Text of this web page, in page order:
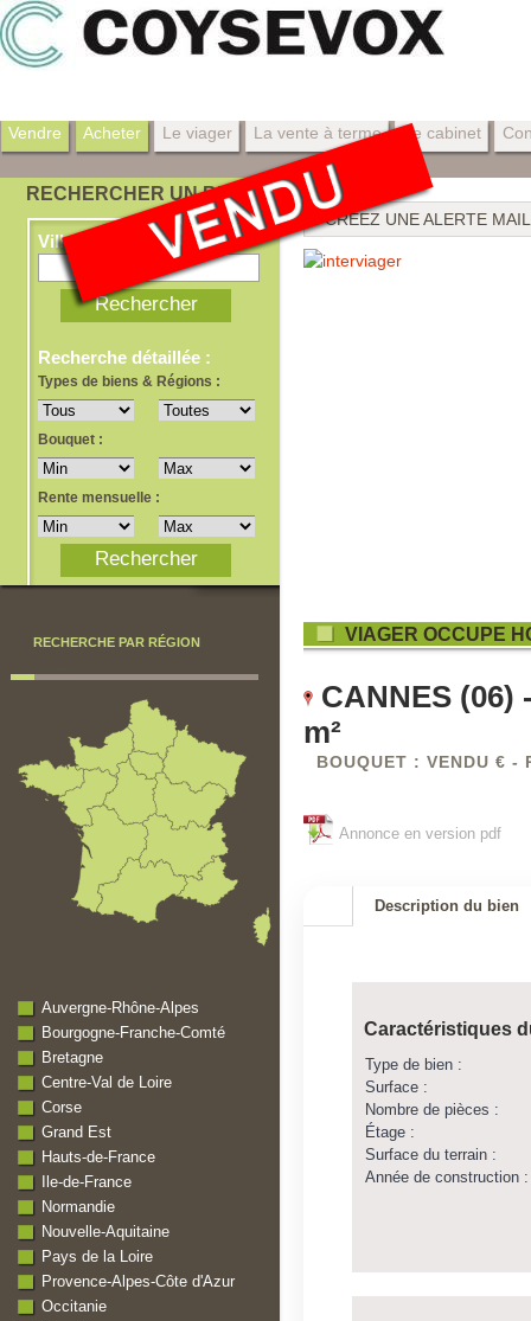
Vendre Acheter Le viager La vente à terme Le cabinet
RECHERCHER UN BIEN
Ville, dept, ref
Recherche détaillée :
Types de biens & Régions :
Bouquet :
Rente mensuelle :
RECHERCHE PAR RÉGION
Auvergne-Rhône-Alpes
Bourgogne-Franche-Comté
Bretagne
Centre-Val de Loire
Corse
Grand Est
Hauts-de-France
Ile-de-France
Normandie
Nouvelle-Aquitaine
Pays de la Loire
Provence-Alpes-Côte d'Azur
Occitanie
CRÉEZ UNE ALERTE MAIL
VIAGER OCCUPE
CANNES (06)
m²
BOUQUET : VENDU € -
Annonce en version pdf
Description du bien
Caractéristiques
Type de bien :
Surface :
Nombre de pièces :
Étage :
Surface du terrain :
Année de construction :